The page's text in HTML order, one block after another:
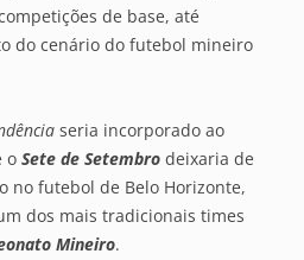
de base, até
do cenário do futebol mineiro
seria incorporado ao
o Sete de Setembro deixaria de
no futebol de Belo Horizonte,
dos mais tradicionais times
Mineiro.